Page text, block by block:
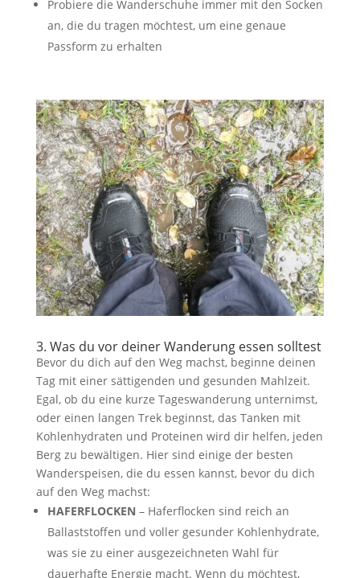
Probiere die Wanderschuhe immer mit den Socken
an, die du tragen möchtest, um eine genaue
Passform zu erhalten
3. Was du vor deiner Wanderung essen solltest
Bevor du dich auf den Weg machst, beginne deinen
Tag mit einer sättigenden und gesunden Mahlzeit.
Egal, ob du eine kurze Tageswanderung unternimst,
oder einen langen Trek beginnst, das Tanken mit
Kohlenhydraten und Proteinen wird dir helfen, jeden
Berg zu bewältigen. Hier sind einige der besten
Wanderspeisen, die du essen kannst, bevor du dich
auf den Weg machst:
HAFERFLOCKEN – Haferflocken sind reich an
Ballaststoffen und voller gesunder Kohlenhydrate,
was sie zu einer ausgezeichneten Wahl für
dauerhafte Energie macht. Wenn du möchtest,